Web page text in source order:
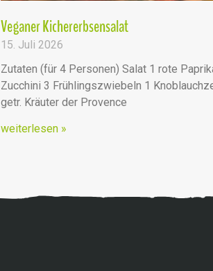
Veganer Kichererbsensalat
15. Juli 2026
Zutaten (für 4 Personen) Salat 1 rote
Zucchini 3 Frühlingszwiebeln 1
getr. Kräuter der Provence
weiterlesen »